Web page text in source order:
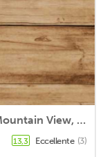
Apartment "Pramstaller Kron" with Mountain View, Wi-Fi, Terrace & Garden
13,3 Eccellente (3)